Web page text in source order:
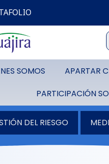
SOMOS APARTAR
PARTICIPACIÓN
DEL RIESGO